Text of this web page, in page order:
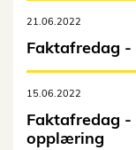
21.06.2022
Faktafredag
15.06.2022
Faktafredag
opplæring